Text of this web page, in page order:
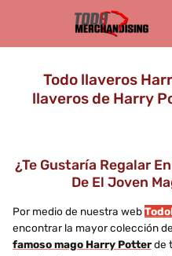
Todo llaveros
llaveros de Harry
¿Te Gustaría Regalar
De El Joven
Por medio de nuestra web
encontrar la mayor colección
famoso mago Harry Potterde